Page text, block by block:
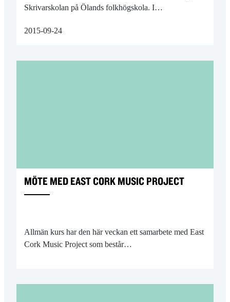
Skrivarskolan på Ölands folkhögskola. I…
2015-09-24
MÖTE MED EAST CORK MUSIC PROJECT
Allmän kurs har den här veckan ett samarbete med East
Cork Music Project som består…